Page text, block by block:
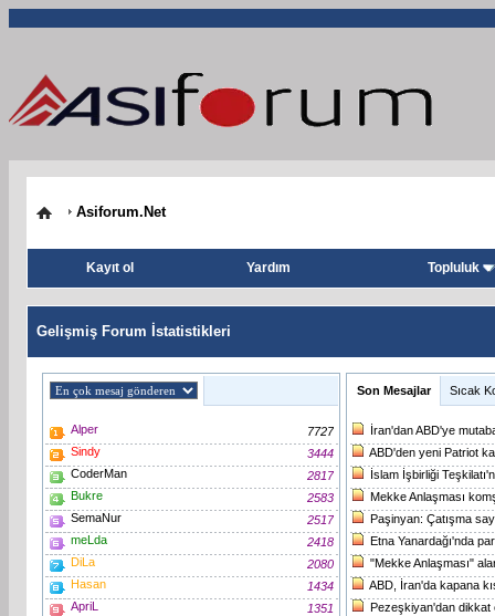
Asiforum.Net
Kayıt ol Yardım Topluluk
Gelişmiş Forum İstatistikleri
7727
Alper
3444
Sindy
2817
CoderMan
2583
Bukre
2517
SemaNur
2418
meLda
2080
DiLa
1434
Hasan
1351
ApriL
Son Mesajlar Sıcak
İran'dan ABD'ye
ABD'den yeni Patriot
İslam İşbirliği
Mekke Anlaşması
Paşinyan: Çatışma
Etna Yanardağı'nda
"Mekke Anlaşması"
ABD, İran'da kapana
Pezeşkiyan'dan dikkat